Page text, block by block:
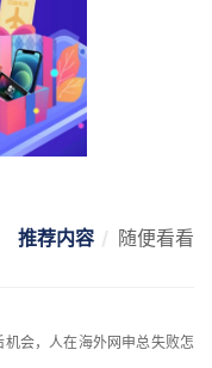
推荐内容 随便看看
会，人在海外网申总失败怎